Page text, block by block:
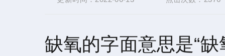
缺氧的字面意思是“